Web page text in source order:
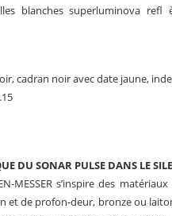
blanches superluminova refl
cadran noir avec date jaune,
DU SONAR PULSE DANS LE
MESSER s’inspire des
et de profon-deur, bronze ou